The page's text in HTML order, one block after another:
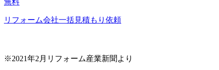
リフォーム会社一括見積もり依頼
※2021年2月リフォーム産業新聞より